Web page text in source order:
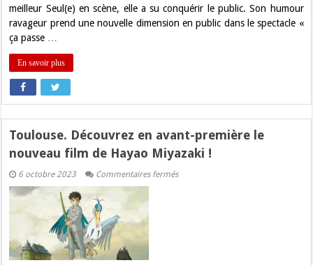
meilleur Seul(e) en scène, elle a su conquérir le public. Son humour
ravageur prend une nouvelle dimension en public dans le spectacle «
ça passe …
En savoir plus
Toulouse. Découvrez en avant-première le
nouveau film de Hayao Miyazaki !
6 octobre 2023 Commentaires ferméssur